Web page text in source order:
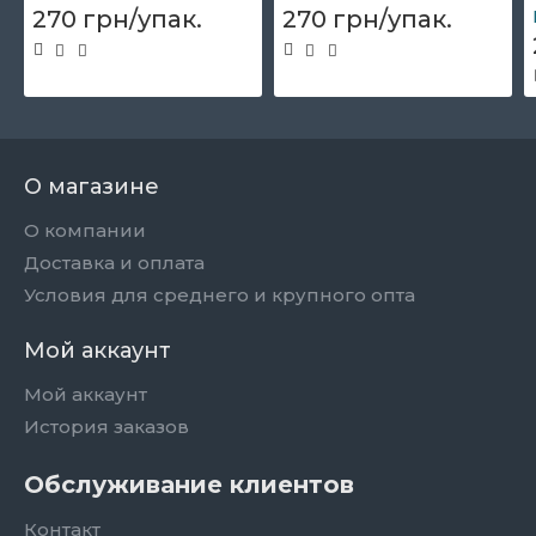
270 грн/упак.
270 грн/упак.
О магазине
О компании
Доставка и оплата
Условия для среднего и крупного опта
Мой аккаунт
Мой аккаунт
История заказов
Обслуживание клиентов
Контакт